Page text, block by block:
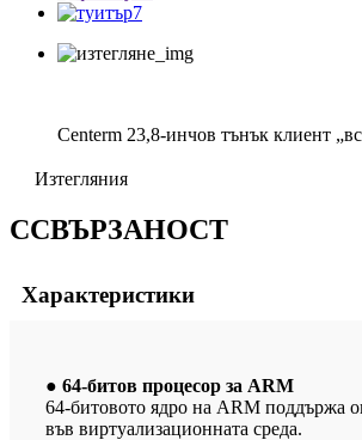
Centerm 23,8-инчов тънък клиент
Изтегляния
CСВЪРЗАНОСТ
Характеристики
● 64-битов процесор за ARM
64-битовото ядро ​​на ARM поддържа
във виртуализационната среда.